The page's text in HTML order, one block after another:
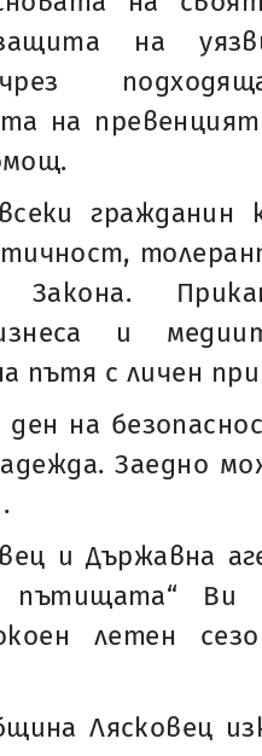
на
на
и
пътя с личен
ден на
Заедно
и Държавна
Ви
летен
Лясковец